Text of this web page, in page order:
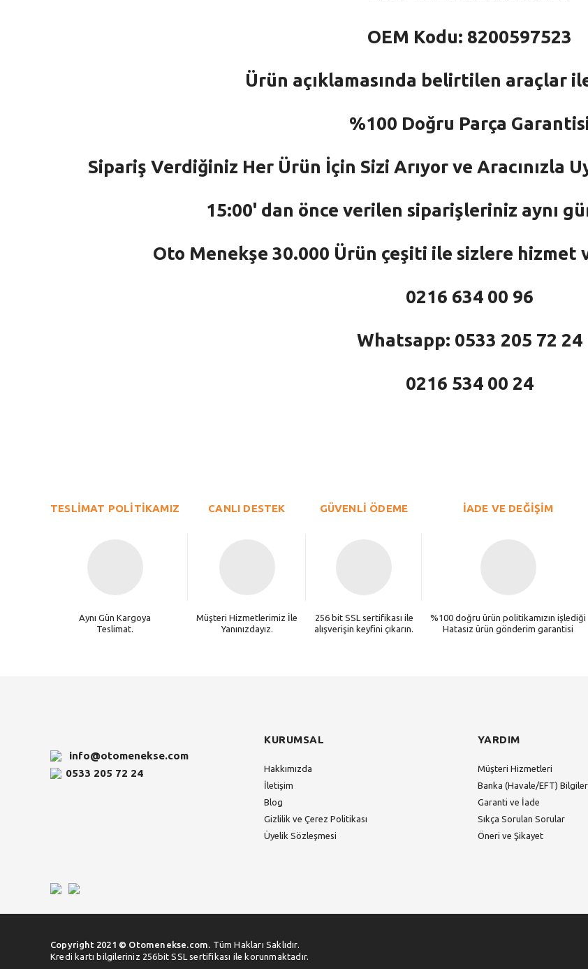
OEM Kodu: 8200597523
Ürün açıklamasında belirtilen araçlar
%100 Doğru Parça
Sipariş Verdiğiniz Her Ürün İçin Sizi Arıyor ve Aracınızla
15:00' dan önce verilen siparişleriniz aynı
Oto Menekşe 30.000 Ürün çeşiti ile sizlere hizmet
0216 634 00 96
Whatsapp: 0533 205 72 24
0216 534 00 24
Ürün açıklamasında eksik bilgiler bulunuyor.
TESLİMAT POLİTİKAMIZ
Aynı Gün Kargoya
Teslimat.
CANLI DESTEK
Müşteri Hizmetlerimiz İle
Yanınızdayız.
GÜVENLİ ÖDEME
256 bit SSL sertifikası ile
alışverişin keyfini çıkarın.
İADE VE DEĞİŞİM
%100 doğru ürün politikamızın işlediği
Hatasız ürün gönderim garantisi
info@otomenekse.com
0533 205 72 24
KURUMSAL
Hakkımızda
İletişim
Blog
Gizlilik ve Çerez Politikası
Üyelik Sözleşmesi
YARDIM
Müşteri Hizmetleri
Banka (Havale/EFT)
Garanti ve İade
Sıkça Sorulan Sorular
Öneri ve Şikayet
Copyright 2021 © Otomenekse.com. Tüm Hakları Saklıdır.
Kredi kartı bilgileriniz 256bit SSL sertifikası ile korunmaktadır.